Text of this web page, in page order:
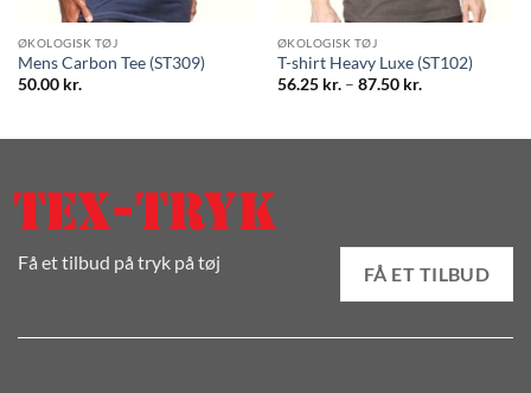
ØKOLOGISK TØJ
Mens Carbon Tee (ST309)
50.00 kr.
ØKOLOGISK TØJ
T-shirt Heavy Luxe (ST102)
56.25 kr. – 87.50 kr.Prisinterval:
Få et tilbud på tryk på tøj
FÅ ET TILBUD